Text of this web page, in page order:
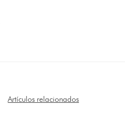
Artículos relacionados